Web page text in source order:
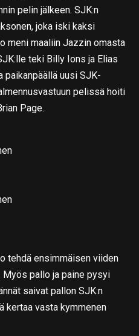
pelin jälkeen. SJK:n
joka iski kaksi
meni maaliin Jazzin omasta
teki Billy Ions ja Elias
paikanpäällä uusi SJK-
pelissä hoiti
Page.
tehdä ensimmäisen viiden
Myös pallo ja paine pysyi
saivat pallon SJK:n
kertaa vasta kymmenen